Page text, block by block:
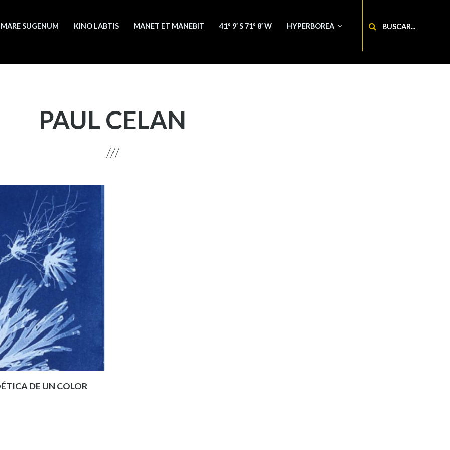
Buscar
MARE SUGENUM KINO LABTIS MANET ET MANEBIT 41º 9’ S 71º 8’ W HYPERBOREA
PAUL CELAN
DE UN COLOR